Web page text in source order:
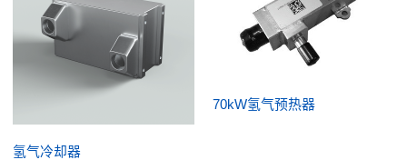
氢气冷却器
70kW氢气预热器